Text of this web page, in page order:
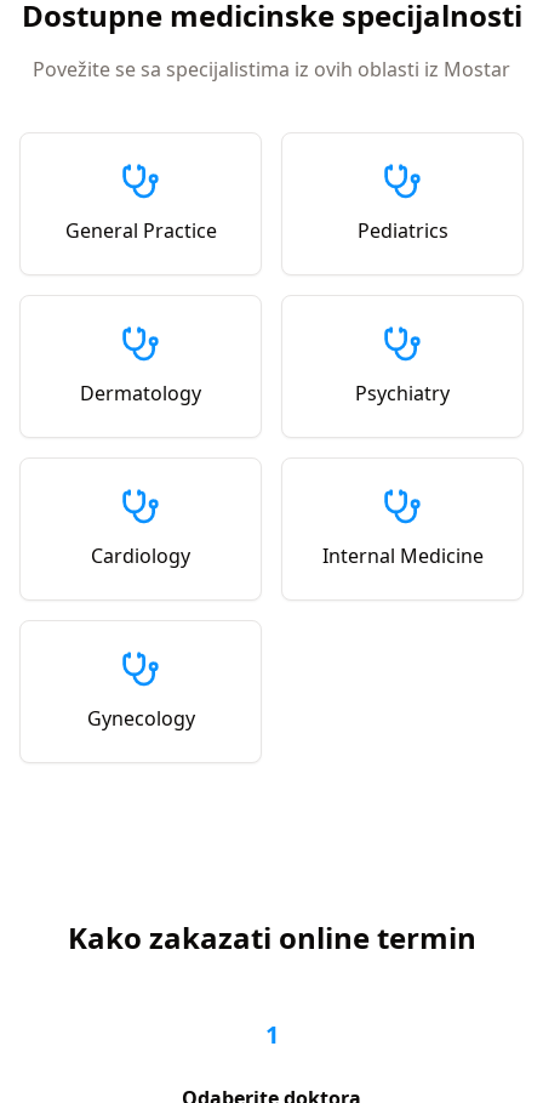
Dostupne medicinske specijalnosti
Povežite se sa specijalistima iz ovih oblasti iz Mostar
General Practice Pediatrics
Dermatology Psychiatry
Cardiology Internal Medicine
Gynecology
Kako zakazati online termin
1